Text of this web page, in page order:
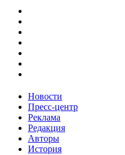
Новости
Пресс-центр
Реклама
Редакция
Авторы
История